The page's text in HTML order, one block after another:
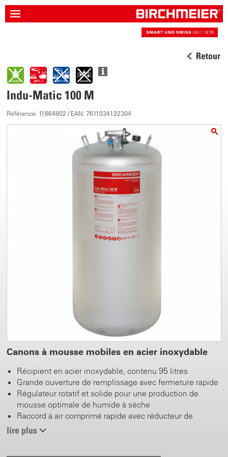
Retour
Indu-Matic 100 M
Référence: 11664802 / EAN: 7611034122304
Canons à mousse mobiles en acier inoxydable
Récipient en acier inoxydable, contenu 95 litres
Grande ouverture de remplissage avec fermeture rapide
Régulateur rotatif et solide pour une production de
mousse optimale de humide à sèche
Raccord à air comprimé rapide avec réducteur de
pression
Robinet révolver en polyéthylène et en inox avec filtre
lire plus